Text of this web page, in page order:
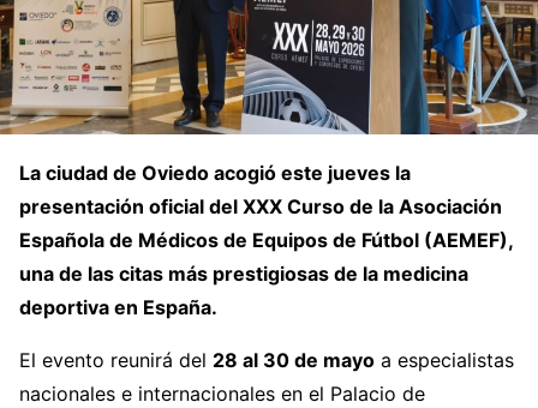
La ciudad de Oviedo acogió este jueves la
presentación oficial del XXX Curso de la Asociación
Española de Médicos de Equipos de Fútbol (AEMEF),
una de las citas más prestigiosas de la medicina
deportiva en España.
El evento reunirá del 28 al 30 de mayo a especialistas
nacionales e internacionales en el Palacio de